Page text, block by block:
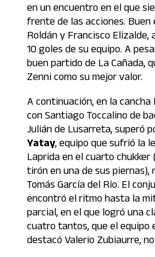
en un encuentro en el que
frente de las acciones. Buen
Roldán y Francisco Elizalde,
10 goles de su equipo. A
buen partido de La Cañada,
Zenni como su mejor valor.
A continuación, en la cancha
con Santiago Toccalino de
Julián de Lusarreta, superó
Yatay, equipo que sufrió la
Laprida en el cuarto
tirón en una de sus piernas),
Tomás García del Río. El
encontró el ritmo hasta la
parcial, en el que logró una
cuatro tantos, que el equipo
destacó Valerio Zubiaurre,